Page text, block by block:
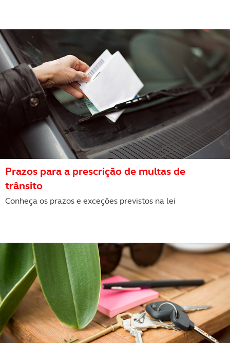
Prazos para a prescrição de multas de
trânsito
Conheça os prazos e exceções previstos na lei